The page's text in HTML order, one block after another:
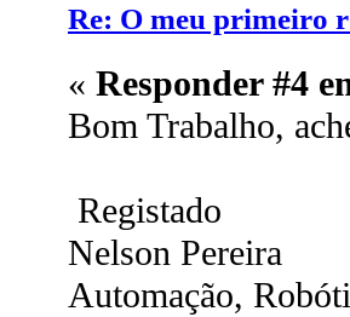
Re: O meu primeiro
« Responder #4
Bom Trabalho,
Registado
Nelson Pereira
Automação,